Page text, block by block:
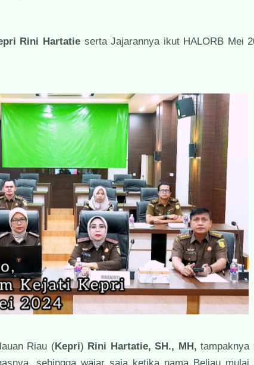
Rini Hartatie serta Jajarannya ikut HALORB Mei
Riau (Kepri) Rini Hartatie, SH., MH, tampaknya